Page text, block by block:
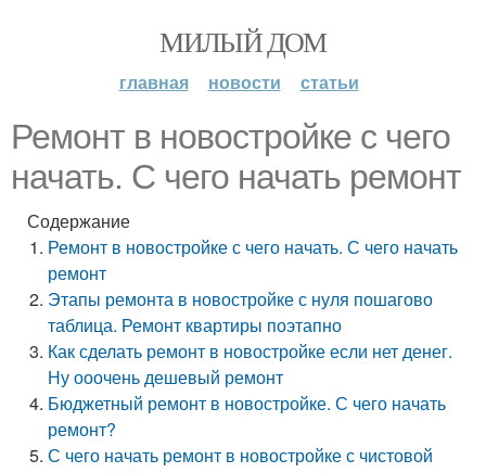
МИЛЫЙ ДОМ
главная новости статьи
Ремонт в новостройке с чего
начать. С чего начать ремонт
Содержание
Ремонт в новостройке с чего начать. С чего начать
ремонт
Этапы ремонта в новостройке с нуля пошагово
таблица. Ремонт квартиры поэтапно
Как сделать ремонт в новостройке если нет денег.
Ну ооочень дешевый ремонт
Бюджетный ремонт в новостройке. С чего начать
ремонт?
С чего начать ремонт в новостройке с чистовой